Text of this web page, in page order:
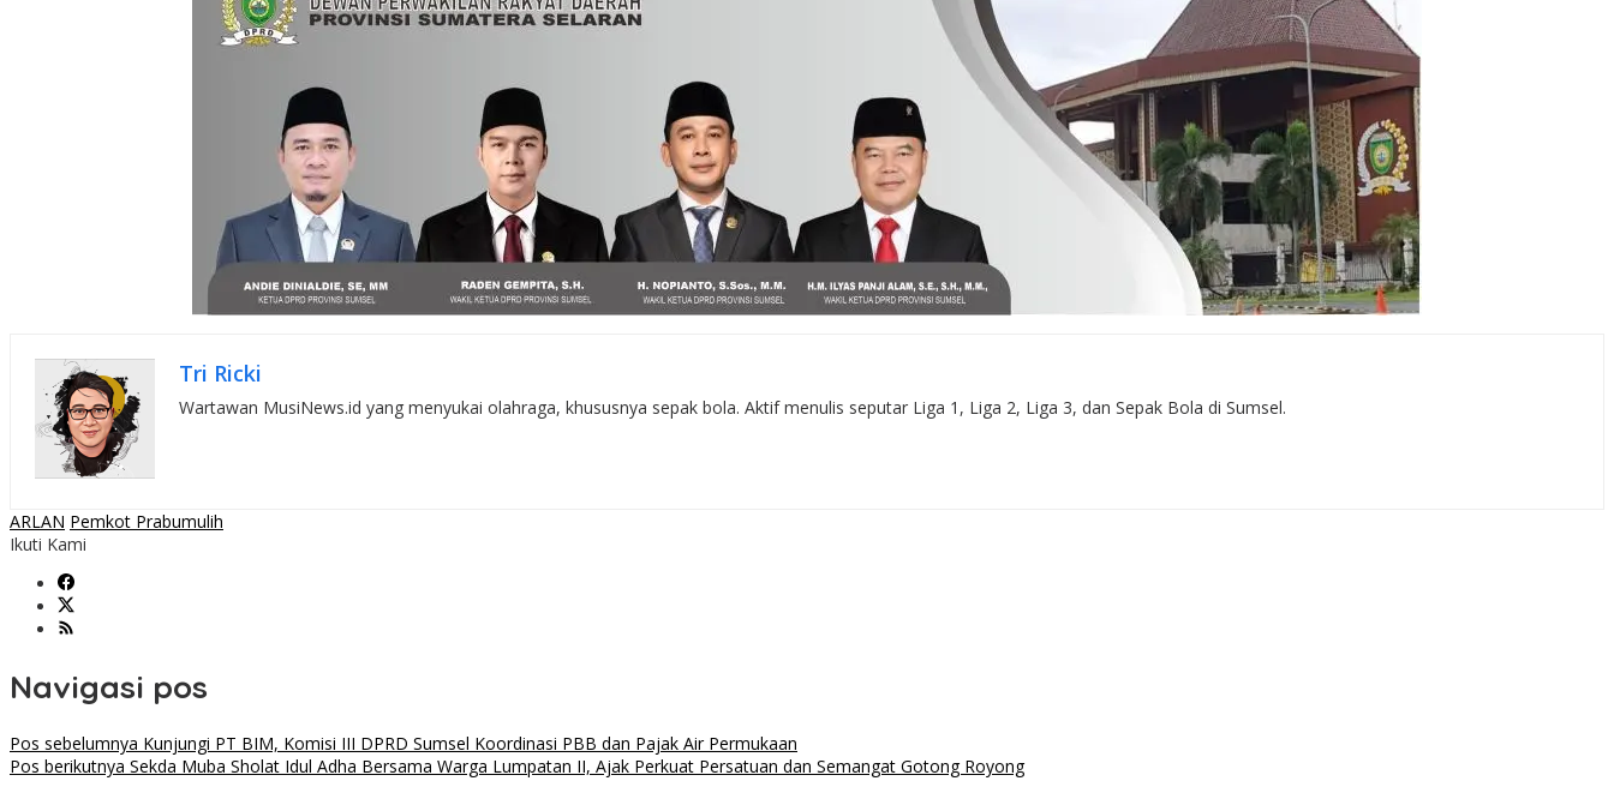
Tri Ricki
Wartawan MusiNews.id yang menyukai olahraga, khususnya sepak bola. Aktif menulis seputar Liga 1, Liga 2, Liga 3, dan Sepak Bola di Sumsel.
ARLAN Pemkot Prabumulih
Ikuti Kami
Navigasi pos
Pos sebelumnya Kunjungi PT BIM, Komisi III DPRD Sumsel Koordinasi PBB dan Pajak Air Permukaan
Pos berikutnya Sekda Muba Sholat Idul Adha Bersama Warga Lumpatan II, Ajak Perkuat Persatuan dan Semangat Gotong Royong